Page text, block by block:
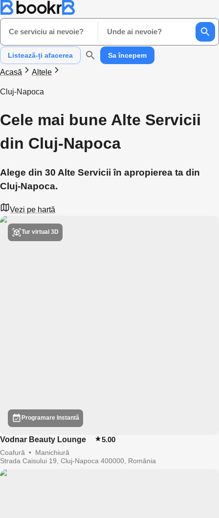
Ce serviciu ai nevoie? Unde ai nevoie?
Listează-ți afacerea Sa începem
Acasă Altele
Cluj-Napoca
Cele mai bune Alte Servicii
din Cluj-Napoca
Alege din 30 Alte Servicii în apropierea ta din
Cluj-Napoca.
Vezi pe hartă
Tur virtual 3D
Programare Instantă
Vodnar Beauty Lounge 5.00
Coafură • Manichiură
Strada Caisului 19, Cluj-Napoca 400000, România